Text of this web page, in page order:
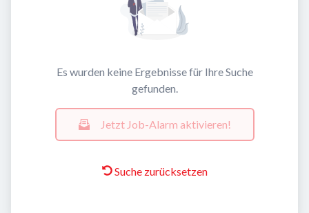
Es wurden keine Ergebnisse für Ihre Suche
gefunden.
Jetzt Job-Alarm aktivieren!
Suche zurücksetzen